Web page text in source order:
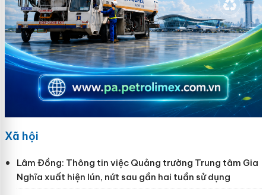
Xã hội
Lâm Đồng: Thông tin việc Quảng trường Trung tâm Gia
Nghĩa xuất hiện lún, nứt sau gần hai tuần sử dụng